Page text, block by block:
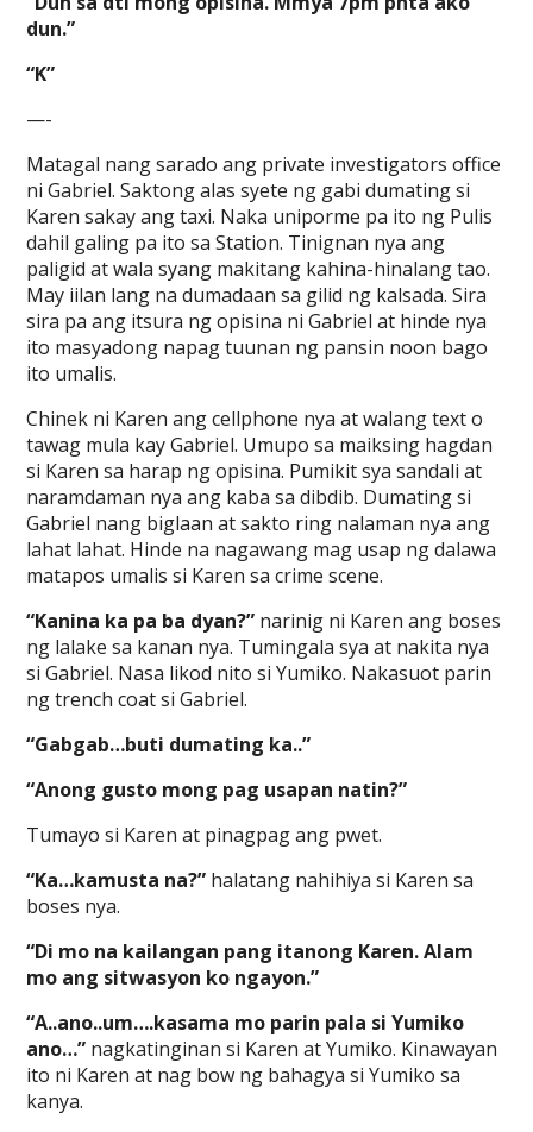
dun.”
“K”
—-
Matagal nang sarado ang private investigators office
ni Gabriel. Saktong alas syete ng gabi dumating si
Karen sakay ang taxi. Naka uniporme pa ito ng Pulis
dahil galing pa ito sa Station. Tinignan nya ang
paligid at wala syang makitang kahina-hinalang tao.
May iilan lang na dumadaan sa gilid ng kalsada. Sira
sira pa ang itsura ng opisina ni Gabriel at hinde nya
ito masyadong napag tuunan ng pansin noon bago
ito umalis.
Chinek ni Karen ang cellphone nya at walang text o
tawag mula kay Gabriel. Umupo sa maiksing hagdan
si Karen sa harap ng opisina. Pumikit sya sandali at
naramdaman nya ang kaba sa dibdib. Dumating si
Gabriel nang biglaan at sakto ring nalaman nya ang
lahat lahat. Hinde na nagawang mag usap ng dalawa
matapos umalis si Karen sa crime scene.
“Kanina ka pa ba dyan?” narinig ni Karen ang boses
ng lalake sa kanan nya. Tumingala sya at nakita nya
si Gabriel. Nasa likod nito si Yumiko. Nakasuot parin
ng trench coat si Gabriel.
“Gabgab…buti dumating ka..”
“Anong gusto mong pag usapan natin?”
Tumayo si Karen at pinagpag ang pwet.
“Ka…kamusta na?” halatang nahihiya si Karen sa
boses nya.
“Di mo na kailangan pang itanong Karen. Alam
mo ang sitwasyon ko ngayon.”
“A..ano..um….kasama mo parin pala si Yumiko
ano…” nagkatinginan si Karen at Yumiko. Kinawayan
ito ni Karen at nag bow ng bahagya si Yumiko sa
kanya.